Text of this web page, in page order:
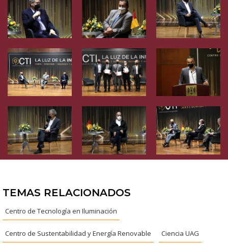
TEMAS RELACIONADOS
Centro de Tecnología en Iluminación
Centro de Sustentabilidad y Energía Renovable Ciencia UAG